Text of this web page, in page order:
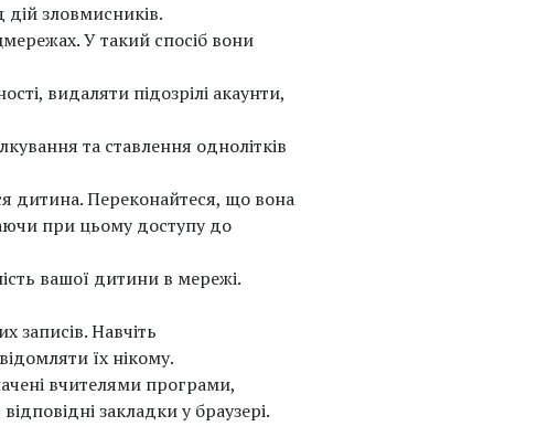
зловмисників.
У такий спосіб вони
видаляти підозрілі акаунти,
та ставлення однолітків
дитина. Переконайтеся, що вона
при цьому доступу до
вашої дитини в мережі.
записів. Навчіть
їх нікому.
вчителями програми,
закладки у браузері.